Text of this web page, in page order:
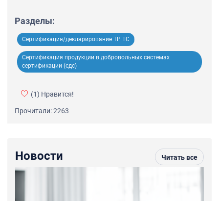
Разделы:
Сертификация/декларирование ТР ТС
Сертификация продукции в добровольных системах
сертификации (сдс)
(1) Нравится!
Прочитали: 2263
Новости Читать все